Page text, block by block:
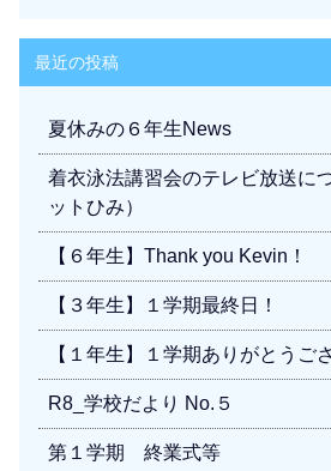
最近の投稿
夏休みの６年生News
着衣泳法講習会のテレビ放送に
ットひみ）
【６年生】Thank you Kevin！
【３年生】１学期最終日！
【１年生】１学期ありがとうご
R8_学校だより No.５
第１学期 終業式等